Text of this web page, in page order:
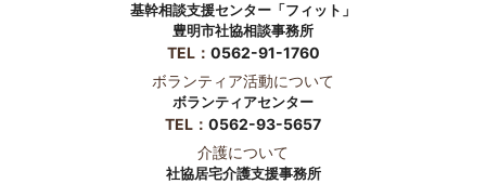
基幹相談支援センター「フィット」
豊明市社協相談事務所
TEL： 0562-91-1760
ボランティア活動について
ボランティアセンター
TEL： 0562-93-5657
介護について
社協居宅介護支援事務所